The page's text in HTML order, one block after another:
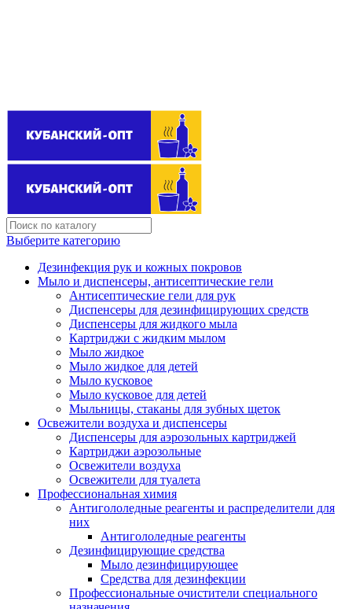
Выберите категорию
Дезинфекция рук и кожных покровов
Мыло и диспенсеры, антисептические гели
Антисептические гели для рук
Диспенсеры для дезинфицирующих средств
Диспенсеры для жидкого мыла
Картриджи с жидким мылом
Мыло жидкое
Мыло жидкое для детей
Мыло кусковое
Мыло кусковое для детей
Мыльницы, стаканы для зубных щеток
Освежители воздуха и диспенсеры
Диспенсеры для аэрозольных картриджей
Картриджи аэрозольные
Освежители воздуха
Освежители для туалета
Профессиональная химия
Антигололедные реагенты и распределители для
них
Антигололедные реагенты
Дезинфицирующие средства
Мыло дезинфицирующее
Средства для дезинфекции
Профессиональные очистители специального